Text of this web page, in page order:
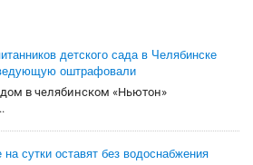
детского сада в Челябинске
оштрафовали
в челябинском «Ньютон»
сутки оставят без водоснабжения